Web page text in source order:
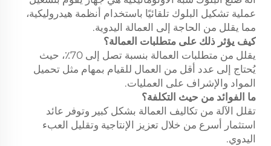
عملية تشكيل البلوك تلقائيًا باستخدام أنظمة هيدروليكية،
مما يقلل من الحاجة إلى العمالة اليدوية.
كيف يؤثر ذلك على متطلبات العمالة؟
يقلل من متطلبات العمالة بنسبة تصل إلى 70٪، حيث
يُحتاج إلى عدد أقل من العمال للقيام بمهام مثل تحميل
المواد والإشراف على العمليات.
ما الفوائد من حيث التكلفة؟
تقلل الآلة من تكاليف العمالة بشكل كبير وتوفر عائد
استثمار أسرع من خلال تعزيز الإنتاجية وتقليل العبء
اليدوي.